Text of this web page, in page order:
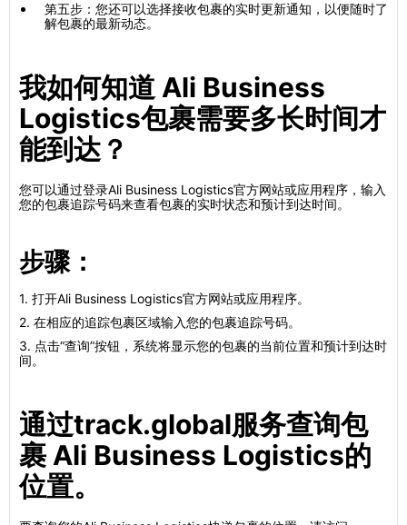
第五步：您还可以选择接收包裹的实时更新通知，以便随时了
解包裹的最新动态。
我如何知道 Ali Business
Logistics包裹需要多长时间才
能到达？
您可以通过登录Ali Business Logistics官方网站或应用程序，输入
您的包裹追踪号码来查看包裹的实时状态和预计到达时间。
步骤：
1. 打开Ali Business Logistics官方网站或应用程序。
2. 在相应的追踪包裹区域输入您的包裹追踪号码。
3. 点击“查询”按钮，系统将显示您的包裹的当前位置和预计到达时
间。
通过track.global服务查询包
裹 Ali Business Logistics的
位置。